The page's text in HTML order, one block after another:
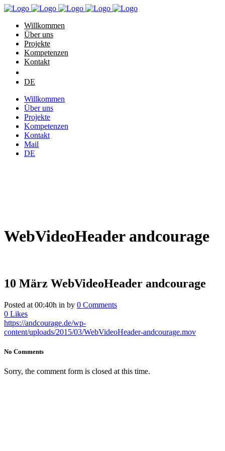
Willkommen
Über uns
Projekte
Kompetenzen
Kontakt
DE
Willkommen
Über uns
Projekte
Kompetenzen
Kontakt
Mail
DE
WebVideoHeader andcourage
10 März WebVideoHeader andcourage
Posted at 00:40h in by 0 Comments
0 Likes
https://andcourage.de/wp-
content/uploads/2015/03/WebVideoHeader-andcourage.mov
No Comments
Sorry, the comment form is closed at this time.